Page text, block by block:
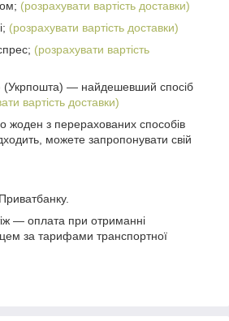
(розрахувати вартість доставки)
(розрахувати вартість доставки)
(розрахувати вартість
(Укрпошта) ― найдешевший спосіб
вартість доставки)
жоден з перерахованих способів
можете запропонувати свій
― оплата при отриманні
за тарифами транспортної